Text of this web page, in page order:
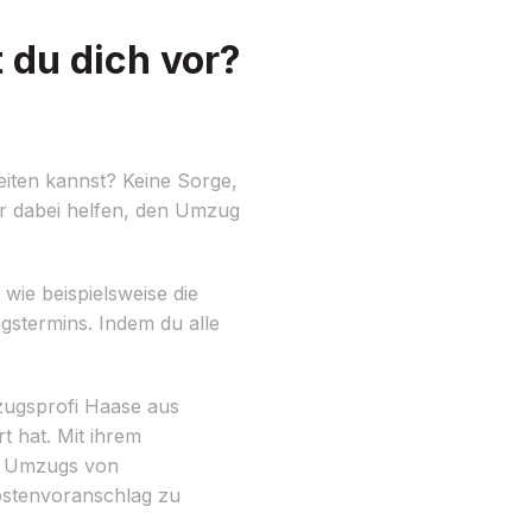
dich vor?
kannst? Keine Sorge,
dabei helfen, den Umzug
beispielsweise die
Indem du alle
Haase aus
hat. Mit ihrem
von
zu